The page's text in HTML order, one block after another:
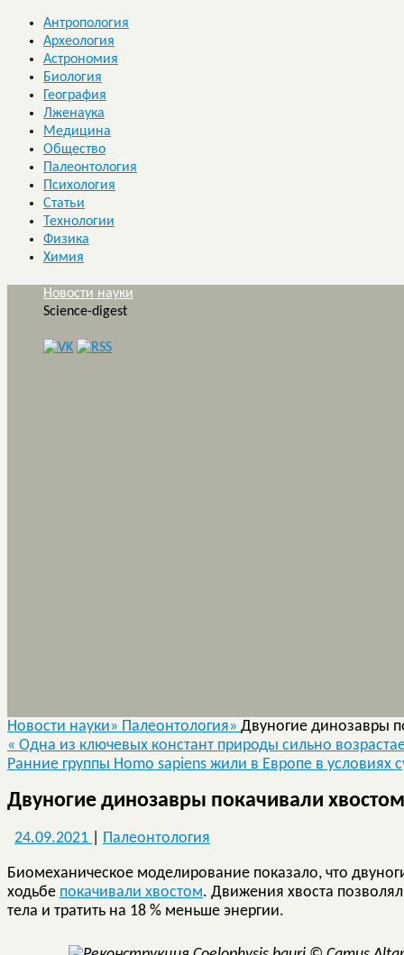
Антропология
Археология
Астрономия
Биология
География
Лженаука
Медицина
Общество
Палеонтология
Психология
Статьи
Технологии
Физика
Химия
Новости науки
Science-digest
Новости науки» Палеонтология» Двуногие динозавры
« Одна из ключевых констант природы сильно
Ранние группы Homo sapiens жили в Европе в условиях
Двуногие динозавры покачивали
24.09.2021 Палеонтология
Биомеханическое моделирование показало, что
ходьбе покачивали хвостом. Движения хвоста
тела и тратить на 18 % меньше энергии.